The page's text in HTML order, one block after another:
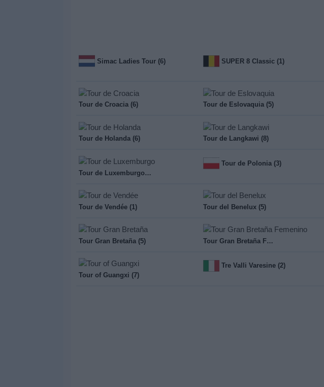
Simac Ladies Tour (6)
SUPER 8 Classic (1)
Tour de Croacia (6) Tour de Eslovaquia (5)
Tour de Holanda (6) Tour de Langkawi (8)
Tour de Luxemburgo (5)
Tour de Polonia (3)
Tour de Vendée (1) Tour del Benelux (5)
Tour Gran Bretaña (5) Tour Gran Bretaña Femenino (5)
Tour of Guangxi (7)
Tre Valli Varesine (2)